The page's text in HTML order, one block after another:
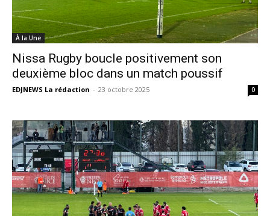
À la Une
Nissa Rugby boucle positivement son
deuxième bloc dans un match poussif
EDJNEWS La rédaction - 23 octobre 2025 0